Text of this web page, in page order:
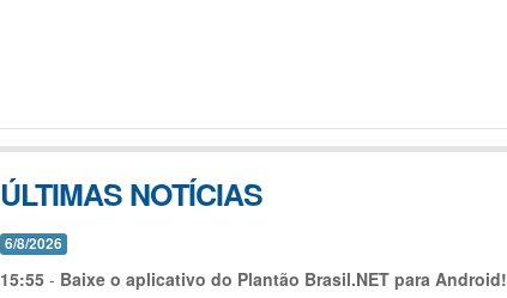
ÚLTIMAS NOTÍCIAS
6/8/2026
15:55 - Baixe o aplicativo do Plantão Brasil.NET para Android!